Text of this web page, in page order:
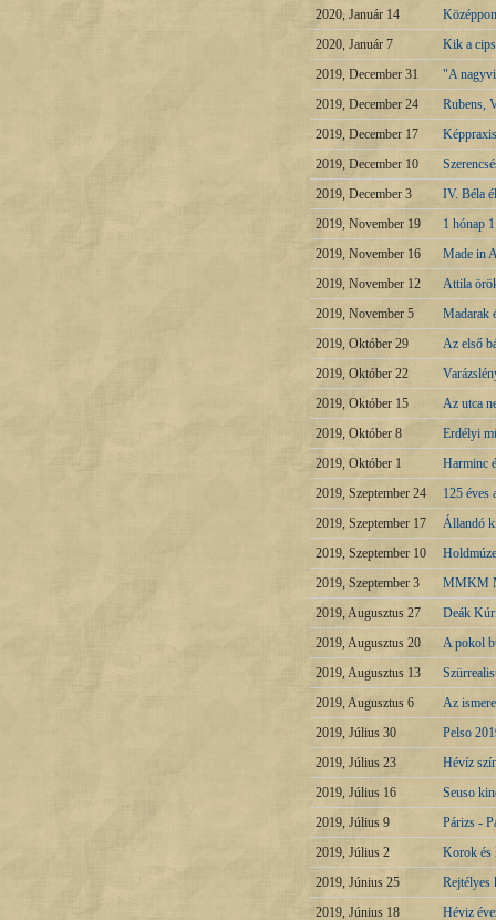
2020, Január 14
2020, Január 7
Kik a
2019, December 31
"A
2019, December 24
Rubens,
2019, December 17
2019, December 10
2019, December 3
IV. Béla
2019, November 19
1 hónap
2019, November 16
Made in
2019, November 12
Attila
2019, November 5
Madarak
2019, Október 29
Az első
2019, Október 22
2019, Október 15
Az utca
2019, Október 8
Erdélyi
2019, Október 1
Harminc
2019, Szeptember 24
125 éves
2019, Szeptember 17
Állandó
2019, Szeptember 10
2019, Szeptember 3
MMKM
2019, Augusztus 27
Deák
2019, Augusztus 20
A pokol
2019, Augusztus 13
2019, Augusztus 6
Az
2019, Július 30
Pelso
2019, Július 23
Hévíz
2019, Július 16
Seuso
2019, Július 9
Párizs -
2019, Július 2
Korok és
2019, Június 25
Rejtélyes
2019, Június 18
Héviz